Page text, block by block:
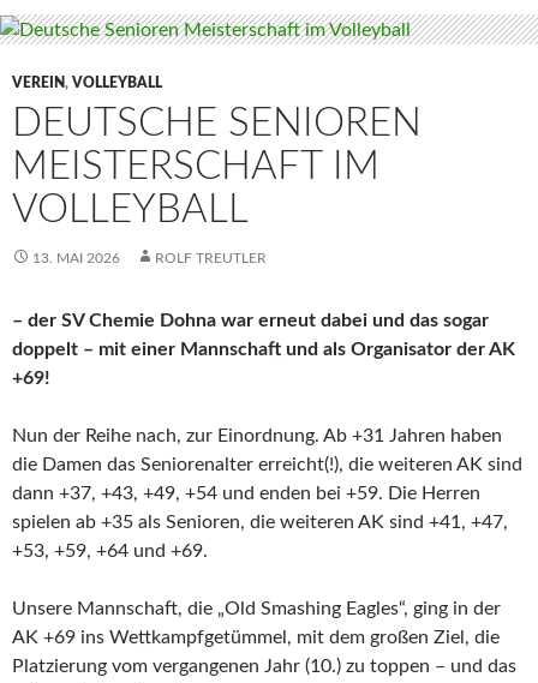
VEREIN, VOLLEYBALL
DEUTSCHE SENIOREN
MEISTERSCHAFT IM
VOLLEYBALL
13. MAI 2026 ROLF TREUTLER
– der SV Chemie Dohna war erneut dabei und das sogar
doppelt – mit einer Mannschaft und als Organisator der AK
+69!
Nun der Reihe nach, zur Einordnung. Ab +31 Jahren haben
die Damen das Seniorenalter erreicht(!), die weiteren AK sind
dann +37, +43, +49, +54 und enden bei +59. Die Herren
spielen ab +35 als Senioren, die weiteren AK sind +41, +47,
+53, +59, +64 und +69.
Unsere Mannschaft, die „Old Smashing Eagles“, ging in der
AK +69 ins Wettkampfgetümmel, mit dem großen Ziel, die
Platzierung vom vergangenen Jahr (10.) zu toppen – und das